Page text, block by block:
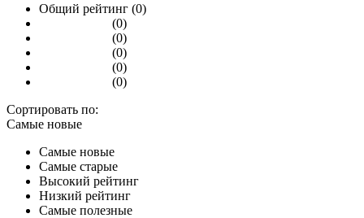
Общий рейтинг (0)
(0)
(0)
(0)
(0)
(0)
Сортировать по:
Самые новые
Самые новые
Самые старые
Высокий рейтинг
Низкий рейтинг
Самые полезные